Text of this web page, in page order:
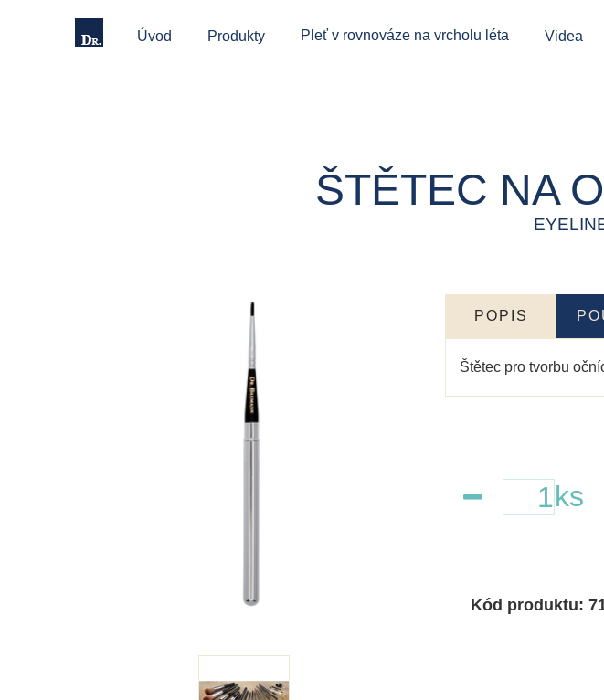
Úvod Produkty Pleť v rovnováze na vrcholu léta Videa
ŠTĚTEC NA
POPIS
Štětec pro tvorbu
Kód produktu:
ks